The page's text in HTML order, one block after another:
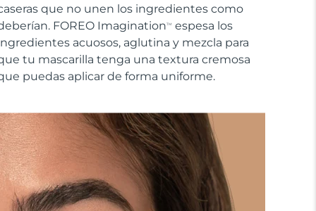
que no unen los ingredientes como
FOREO ImaginationTM
espesa los
acuosos, aglutina y mezcla para
tu mascarilla tenga una textura cremosa
puedas aplicar de forma uniforme.